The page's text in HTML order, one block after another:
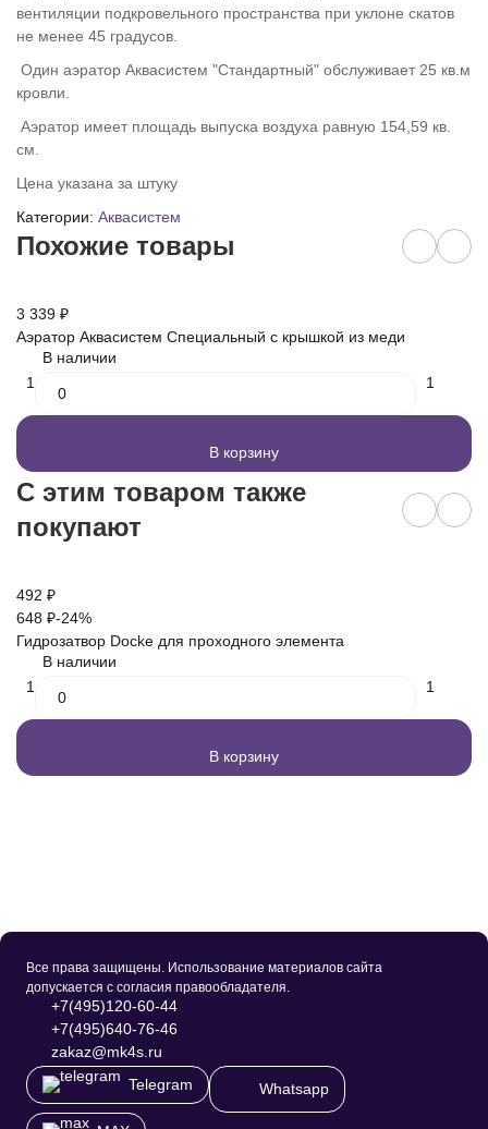
вентиляции подкровельного пространства при уклоне скатов
не менее 45 градусов.
Один аэратор Аквасистем "Стандартный" обслуживает 25 кв.м
кровли.
Аэратор имеет площадь выпуска воздуха равную 154,59 кв.
см.
Цена указана за штуку
Категории: Аквасистем
Похожие товары
3 339 ₽
Аэратор Аквасистем Специальный с крышкой из меди
В наличии
1
1
В корзину
C этим товаром также
покупают
492 ₽
648 ₽-24%
Гидрозатвор Docke для проходного элемента
В наличии
1
1
В корзину
Все права защищены. Использование материалов сайта
допускается с согласия правообладателя.
+7(495)120-60-44
+7(495)640-76-46
zakaz@mk4s.ru
Telegram
Whatsapp